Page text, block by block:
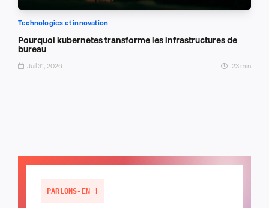
Technologies et innovation
Pourquoi kubernetes transforme les infrastructures de
bureau
Juil 31, 2026 23 min
PARLONS-EN !